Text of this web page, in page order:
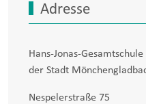
Adresse
Hans-Jonas-
der Stadt
Nespelerstraße 75